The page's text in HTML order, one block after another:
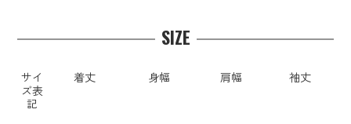
SIZE
サイ
ズ表
記
着丈 身幅 肩幅 袖丈